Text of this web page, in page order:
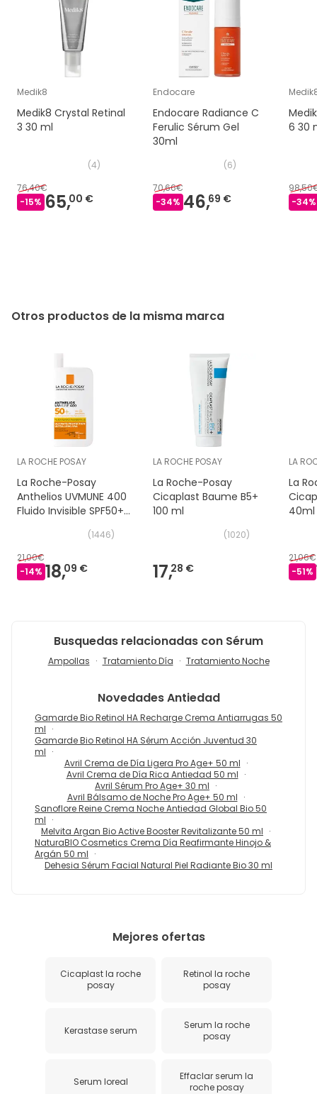
Medik8
Medik8 Crystal Retinal
3 30 ml
(4)
76,40€
-15% 65,00 €
Endocare
Endocare Radiance C
Ferulic Sérum Gel
30ml
(6)
70,66€
-34% 46,69 €
6 30
-34%
Otros productos de la misma marca
LA ROCHE POSAY
La Roche-Posay
Anthelios UVMUNE 400
Fluido Invisible SPF50+
(1446)
21,00€
-14% 18,09 €
LA ROCHE POSAY
La Roche-Posay
Cicaplast Baume B5+
100 ml
(1020)
17,28 €
LA
La
40ml
21,06€
-51%
Busquedas relacionadas con Sérum
Ampollas Tratamiento Día Tratamiento Noche
NovedadesAntiedad
Gamarde Bio Retinol HA Recharge Crema Antiarrugas 50
ml
Gamarde Bio Retinol HA Sérum Acción Juventud 30
ml
Avril Crema de Día Ligera Pro Age+ 50 ml
Avril Crema de Día Rica Antiedad 50 ml
Avril Sérum Pro Age+ 30 ml
Avril Bálsamo de Noche Pro Age+ 50 ml
Sanoflore Reine Crema Noche Antiedad Global Bio 50
ml
Melvita Argan Bio Active Booster Revitalizante 50 ml
NaturaBIO Cosmetics Crema Día Reafirmante Hinojo &
Argán 50 ml
Dehesia Sérum Facial Natural Piel Radiante Bio 30 ml
Mejores ofertas
Cicaplast la roche
posay
Retinol la roche
posay
Kerastase serum
Serum la roche
posay
Serum loreal
Effaclar serum la
roche posay